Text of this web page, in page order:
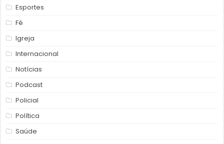
Esportes
Fé
Igreja
Internacional
Notícias
Podcast
Policial
Política
Saúde